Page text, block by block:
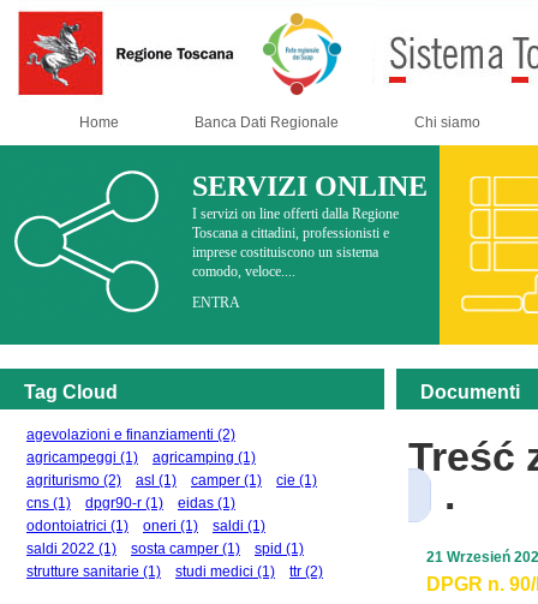
Home Banca Dati Regionale Chi siamo
SERVIZI ONLINE
I servizi on line offerti dalla Regione
Toscana a cittadini, professionisti e
imprese costituiscono un sistema
comodo, veloce....
ENTRA
Tag Cloud
agevolazioni e finanziamenti (2)
agricampeggi (1) agricamping (1)
agriturismo (2) asl (1) camper (1) cie (1)
cns (1) dpgr90-r (1) eidas (1)
odontoiatrici (1) oneri (1) saldi (1)
saldi 2022 (1) sosta camper (1) spid (1)
strutture sanitarie (1) studi medici (1) ttr (2)
Documenti
Treść
.
DPGR n.
21 Wrzesień